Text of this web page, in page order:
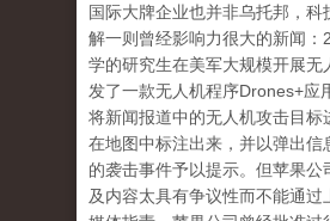
国际大牌企业也并非乌托邦，科
解一则曾经影响力很大的新闻：
学的研究生在美军大规模开展无
发了一款无人机程序Drones+应
将新闻报道中的无人机攻击目标
在地图中标注出来，并以弹出信
的袭击事件予以提示。但苹果公
及内容太具有争议性而不能通过